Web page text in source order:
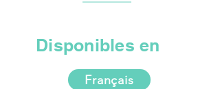
Disponibles en
Français